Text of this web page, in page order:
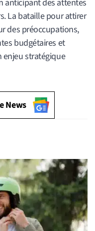
anticipant des attentes
La bataille pour attirer
des préoccupations,
budgétaires et
enjeu stratégique
News